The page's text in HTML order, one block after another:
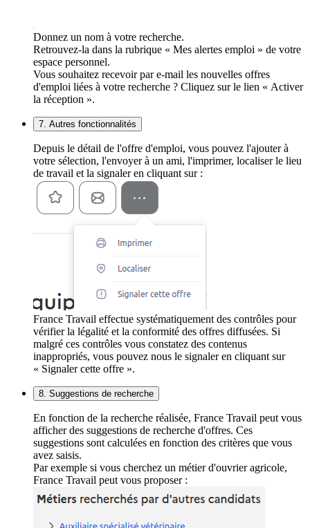
Donnez un nom à votre recherche.
Retrouvez-la dans la rubrique « Mes alertes emploi » de votre
espace personnel.
Vous souhaitez recevoir par e-mail les nouvelles offres
d'emploi liées à votre recherche ? Cliquez sur le lien « Activer
la réception ».
7. Autres fonctionnalités
Depuis le détail de l'offre d'emploi, vous pouvez l'ajouter à
votre sélection, l'envoyer à un ami, l'imprimer, localiser le lieu
de travail et la signaler en cliquant sur :
France Travail effectue systématiquement des contrôles pour
vérifier la légalité et la conformité des offres diffusées. Si
malgré ces contrôles vous constatez des contenus
inappropriés, vous pouvez nous le signaler en cliquant sur
« Signaler cette offre ».
8. Suggestions de recherche
En fonction de la recherche réalisée, France Travail peut vous
afficher des suggestions de recherche d'offres. Ces
suggestions sont calculées en fonction des critères que vous
avez saisis.
Par exemple si vous cherchez un métier d'ouvrier agricole,
France Travail peut vous proposer :